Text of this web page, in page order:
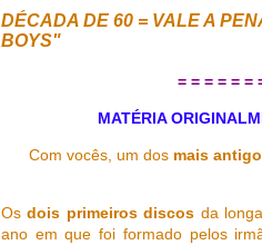
DÉCADA DE 60 = VALE A
BOYS"
= = = = = =
MATÉRIA
Com vocês, um dos mais
Osdois primeiros discos da
ano em que foi formado pelos